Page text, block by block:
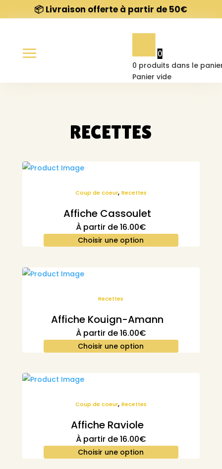
📦 Livraison offerte à partir de 50€
0
0 produits dans le
Panier vide
RECETTES
Coup de coeur, Recettes
Affiche Cassoulet
À partir de16.00€
Choisir une option
Recettes
Affiche Kouign-Amann
À partir de16.00€
Choisir une option
Coup de coeur, Recettes
Affiche Raviole
À partir de16.00€
Choisir une option